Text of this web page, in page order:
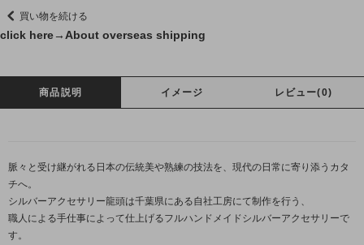
買い物を続ける
click here→ About overseas shipping
商品説明 イメージ レビュー(0)
脈々と受け継がれる日本の伝統美や熟練の技法を、現代の日常に寄り添うカタ
チへ。
シルバーアクセサリー龍頭は千葉県にある自社工房にて制作を行う、
職人による手仕事によって仕上げるフルハンドメイドシルバーアクセサリーで
す。